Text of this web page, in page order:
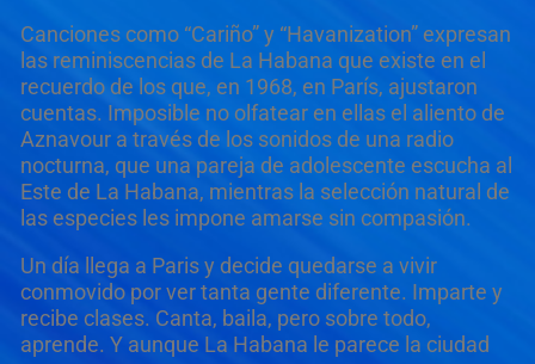
Canciones como “Cariño”y “Havanization”expresan
las reminiscencias de La Habana que existe en el
recuerdo de los que, en 1968, en París, ajustaron
cuentas. Imposible no olfatear en ellas el aliento de
Aznavour a través de los sonidos de una radio
nocturna, que una pareja de adolescente escucha al
Este de La Habana, mientras la selección natural de
las especies les impone amarse sin compasión.
Un día llega a Paris y decide quedarse a vivir
conmovido por ver tanta gente diferente. Imparte y
recibe clases. Canta, baila, pero sobre todo,
aprende. Y aunque La Habana le parece la ciudad